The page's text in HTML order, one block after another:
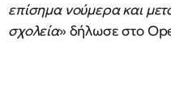
επίσημα νούμερα και
σχολεία» δήλωσε στο